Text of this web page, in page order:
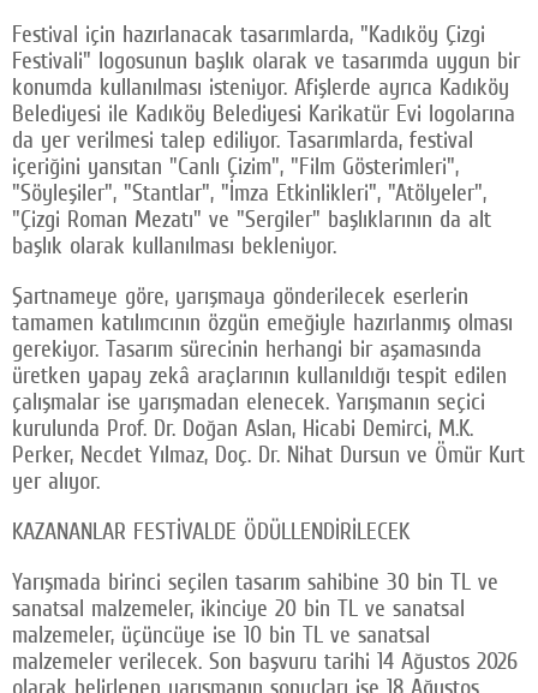
Festival için hazırlanacak tasarımlarda, "Kadıköy Çizgi
Festivali" logosunun başlık olarak ve tasarımda uygun bir
konumda kullanılması isteniyor. Afişlerde ayrıca Kadıköy
Belediyesi ile Kadıköy Belediyesi Karikatür Evi logolarına
da yer verilmesi talep ediliyor. Tasarımlarda, festival
içeriğini yansıtan "Canlı Çizim", "Film Gösterimleri",
"Söyleşiler", "Stantlar", "İmza Etkinlikleri", "Atölyeler",
"Çizgi Roman Mezatı" ve "Sergiler" başlıklarının da alt
başlık olarak kullanılması bekleniyor.
Şartnameye göre, yarışmaya gönderilecek eserlerin
tamamen katılımcının özgün emeğiyle hazırlanmış olması
gerekiyor. Tasarım sürecinin herhangi bir aşamasında
üretken yapay zekâ araçlarının kullanıldığı tespit edilen
çalışmalar ise yarışmadan elenecek. Yarışmanın seçici
kurulunda Prof. Dr. Doğan Aslan, Hicabi Demirci, M.K.
Perker, Necdet Yılmaz, Doç. Dr. Nihat Dursun ve Ömür Kurt
yer alıyor.
KAZANANLAR FESTİVALDE ÖDÜLLENDİRİLECEK
Yarışmada birinci seçilen tasarım sahibine 30 bin TL ve
sanatsal malzemeler, ikinciye 20 bin TL ve sanatsal
malzemeler, üçüncüye ise 10 bin TL ve sanatsal
malzemeler verilecek. Son başvuru tarihi 14 Ağustos 2026
olarak belirlenen yarışmanın sonuçları ise 18 Ağustos